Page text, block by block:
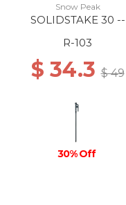
Snow Peak
SOLIDSTAKE 30 --
R-103
$ 34.3$ 49
30% Off